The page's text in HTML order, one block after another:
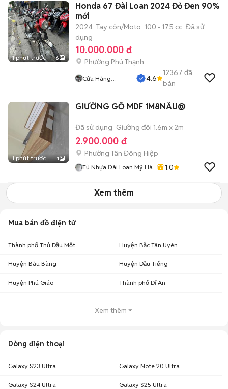
1 phút trước 6
Honda 67 Đài Loan 2024 Đỏ Đen 90%
mới
2024 Tay côn/Moto 100 - 175 cc Đã sử
dụng
10.000.000 đ
Phường Phú Thạnh
Cửa Hàng
4.6
12367 đã
bán
1 phút trước 1
GIƯỜNG GỖ MDF 1M8NÂU@
Đã sử dụng Giường đôi 1.6m x 2m
2.900.000 đ
Phường Tân Đông Hiệp
Tủ Nhựa Đài Loan Mỹ Hà 1.0
Xem thêm
Mua bán đồ điện tử
Thành phố Thủ Dầu Một Huyện Bắc Tân Uyên
Huyện Bàu Bàng Huyện Dầu Tiếng
Huyện Phú Giáo Thành phố Dĩ An
Xem thêm
Dòng điện thoại
Galaxy S23 Ultra Galaxy Note 20 Ultra
Galaxy S24 Ultra Galaxy S25 Ultra